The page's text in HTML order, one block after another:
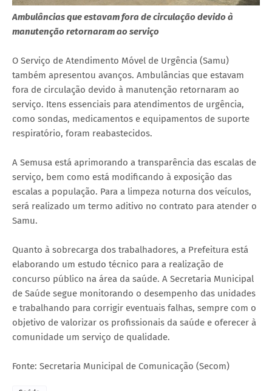
Ambulâncias que estavam fora de circulação devido à
manutenção retornaram ao serviço
O Serviço de Atendimento Móvel de Urgência (Samu)
também apresentou avanços. Ambulâncias que estavam
fora de circulação devido à manutenção retornaram ao
serviço. Itens essenciais para atendimentos de urgência,
como sondas, medicamentos e equipamentos de suporte
respiratório, foram reabastecidos.
A Semusa está aprimorando a transparência das escalas de
serviço, bem como está modificando à exposição das
escalas a população. Para a limpeza noturna dos veículos,
será realizado um termo aditivo no contrato para atender o
Samu.
Quanto à sobrecarga dos trabalhadores, a Prefeitura está
elaborando um estudo técnico para a realização de
concurso público na área da saúde. A Secretaria Municipal
de Saúde segue monitorando o desempenho das unidades
e trabalhando para corrigir eventuais falhas, sempre com o
objetivo de valorizar os profissionais da saúde e oferecer à
comunidade um serviço de qualidade.
Fonte: Secretaria Municipal de Comunicação (Secom)